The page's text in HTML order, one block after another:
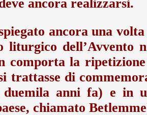
ancora realizzarsi.
ancora una
liturgico dell’Avvento
la ripetizione
trattasse di
anni fa) e in
chiamato